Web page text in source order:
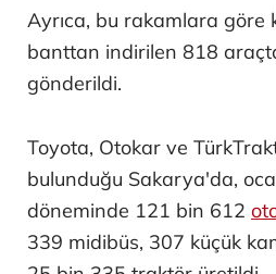
Ayrıca, bu rakamlara göre
banttan indirilen 818
gönderildi.
Toyota, Otokar ve
bulunduğu Sakarya'da,
döneminde 121 bin 612
339 midibüs, 307 küçük